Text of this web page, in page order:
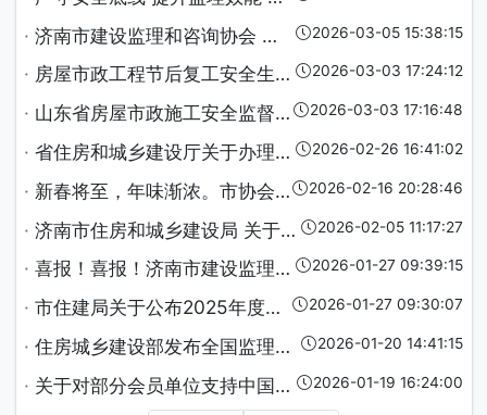
法治护航行业发展——工程监理与咨询行业法律“托管”服务签约仪式圆满举办
严守安全底线 提升监理效能 ——济南市建设监理和咨询协会召开2026年度监理业务工作会议
济南市建设监理和咨询协会 关于全市房屋市政工程开复工监理工作的倡议书
·
2026-03-03
房屋市政工程节后复工安全生产检查要点
·
2026-03-03
山东省房屋市政施工安全监督要点
·
2026-02-26
省住房和城乡建设厅关于办理建设工程企业资质吸收合并业务的重要提示
· 2026-02-16
新春将至，年味渐浓。市协会祝各会员单位跃马扬鞭新征程，凝心聚力创巅峰！
·
2026-02-05
济南市住房和城乡建设局 关于加强全市房屋建筑工程关键岗位人员到岗履职数字化监管的通知
·喜报！喜报！济南市建设监理和咨询协会党支部荣获“2025年度先进单位”荣誉称号！
·市住建局关于公布2025年度房屋建筑工程智慧监理典型案例的通知